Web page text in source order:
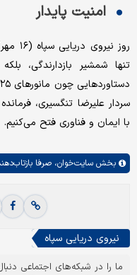
امنیت پایدار
روز
تنها شمشیر بازدارندگی،
سردار علیرضا تنگسیری،
با ایمان و فناوری فتح می‌کنیم.
بخش سایت‌خوان، صرفا
نیروی دریایی سپاه
ما را در شبکه‌های اجتماعی